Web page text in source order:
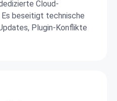
Cloud-
beseitigt technische
Plugin-Konflikte